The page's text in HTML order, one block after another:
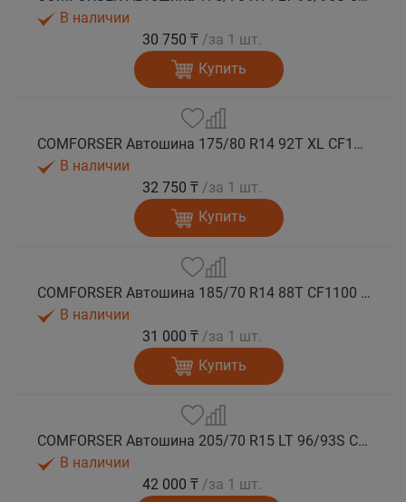
В наличии
30 750 ₸ /за 1 шт.
Купить
COMFORSER Автошина 175/80 R14 92T XL CF1100 RWL лето
В наличии
32 750 ₸ /за 1 шт.
Купить
COMFORSER Автошина 185/70 R14 88T CF1100 OWL лето
В наличии
31 000 ₸ /за 1 шт.
Купить
COMFORSER Автошина 205/70 R15 LT 96/93S CF1100 6PR RWL лето
В наличии
42 000 ₸ /за 1 шт.